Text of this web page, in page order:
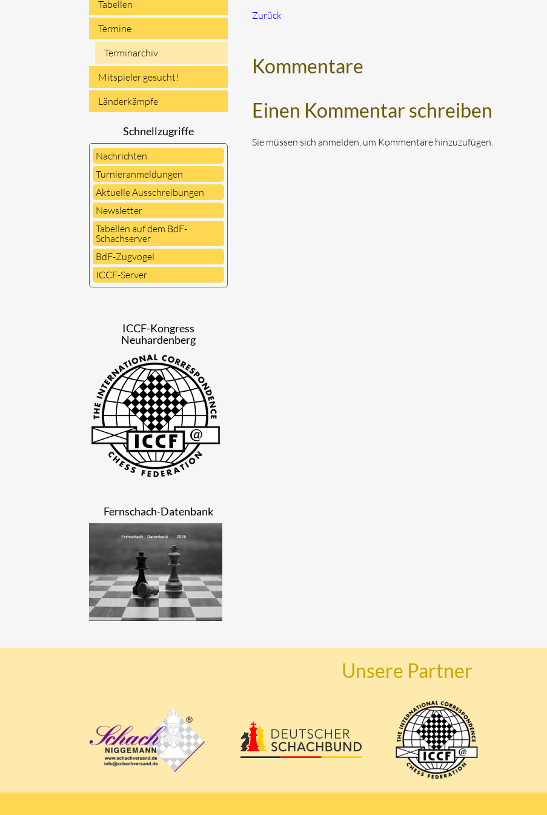
Zurück
Kommentare
Einen Kommentar schreiben
Sie müssen sich anmelden, um Kommentare hinzuzufügen.
Tabellen
Termine
Terminarchiv
Mitspieler gesucht!
Länderkämpfe
Schnellzugriffe
Nachrichten
Turnieranmeldungen
Aktuelle Ausschreibungen
Newsletter
Tabellen auf dem BdF-
Schachserver
BdF-Zugvogel
ICCF-Server
ICCF-Kongress
Neuhardenberg
Fernschach-Datenbank
Unsere Partner